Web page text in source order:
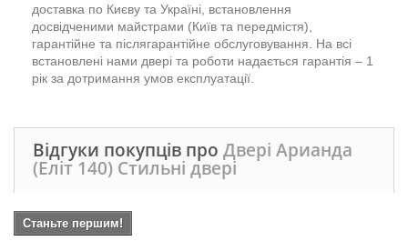
доставка по Києву та Україні, встановлення
досвідченими майстрами (Київ та передмістя),
гарантійне та післягарантійне обслуговування. На всі
встановлені нами двері та роботи надається гарантія – 1
рік за дотримання умов експлуатації.
Відгуки покупців про Двері Арианда
(Еліт 140) Стильні двері
Станьте першим!